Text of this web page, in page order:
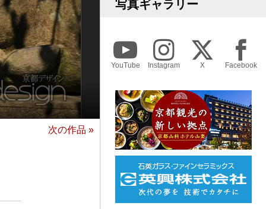
次の作品 »
写真ギャラリー
YouTube Instagram X Facebook